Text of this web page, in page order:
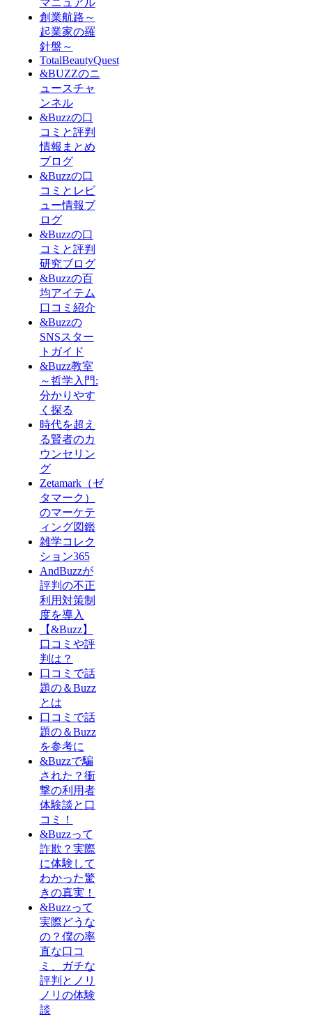
創業航路～
起業家の羅
針盤～
TotalBeautyQuest
&BUZZのニ
ュースチャ
ンネル
&Buzzの口
コミと評判
情報まとめ
ブログ
&Buzzの口
コミとレビ
ュー情報ブ
ログ
&Buzzの口
コミと評判
研究ブログ
&Buzzの百
均アイテム
口コミ紹介
&Buzzの
SNSスター
トガイド
&Buzz教室
～哲学入門:
分かりやす
く探る
時代を超え
る賢者のカ
ウンセリン
グ
Zetamark（ゼ
タマーク）
のマーケテ
ィング図鑑
雑学コレク
ション365
AndBuzzが
評判の不正
利用対策制
度を導入
【&Buzz】
口コミや評
判は？
口コミで話
題の＆Buzz
とは
口コミで話
題の＆Buzz
を参考に
&Buzzで騙
された？衝
撃の利用者
体験談と口
コミ！
&Buzzって
詐欺？実際
に体験して
わかった驚
きの真実！
&Buzzって
実際どうな
の？僕の率
直な口コ
ミ、ガチな
評判とノリ
ノリの体験
談